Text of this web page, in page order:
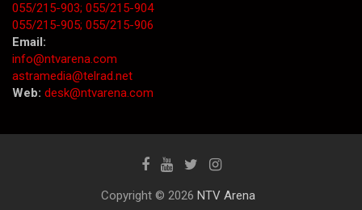
055/215-903; 055/215-904
055/215-905; 055/215-906
Email:
info@ntvarena.com
astramedia@telrad.net
Web: desk@ntvarena.com
Copyright © 2026 NTV Arena